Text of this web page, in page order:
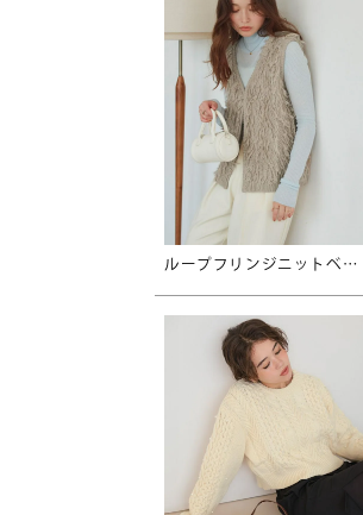
ループフリンジニットベスト